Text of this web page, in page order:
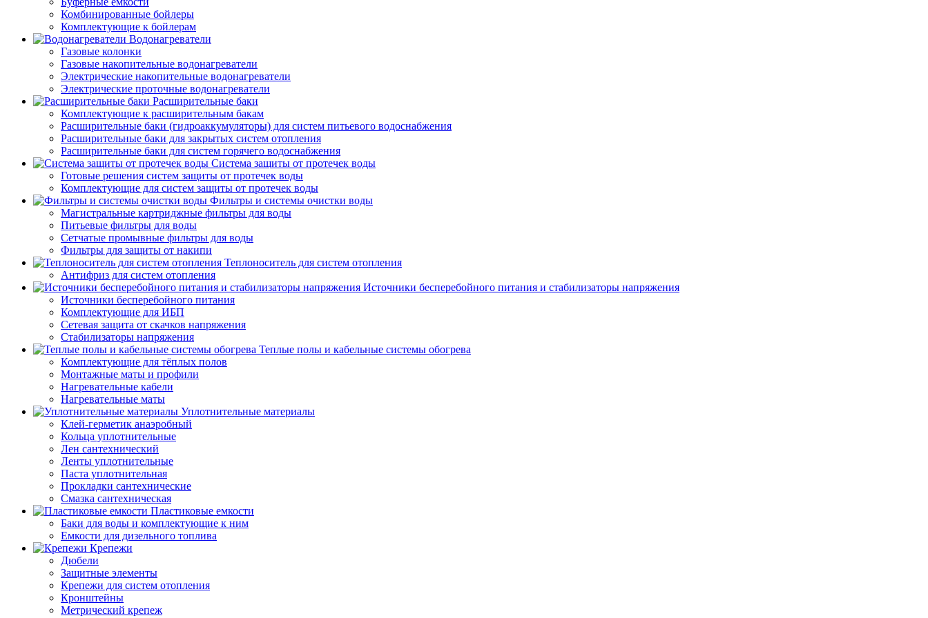
Комбинированные бойлеры
Комплектующие к бойлерам
Водонагреватели
Газовые колонки
Газовые накопительные водонагреватели
Электрические накопительные водонагреватели
Электрические проточные водонагреватели
Расширительные баки
Комплектующие к расширительным бакам
Расширительные баки (гидроаккумуляторы) для систем питьевого водоснабжения
Расширительные баки для закрытых систем отопления
Расширительные баки для систем горячего водоснабжения
Система защиты от протечек воды
Готовые решения систем защиты от протечек воды
Комплектующие для систем защиты от протечек воды
Фильтры и системы очистки воды
Магистральные картриджные фильтры для воды
Питьевые фильтры для воды
Сетчатые промывные фильтры для воды
Фильтры для защиты от накипи
Теплоноситель для систем отопления
Антифриз для систем отопления
Источники бесперебойного питания и стабилизаторы напряжения
Источники бесперебойного питания
Комплектующие для ИБП
Сетевая защита от скачков напряжения
Стабилизаторы напряжения
Теплые полы и кабельные системы обогрева
Комплектующие для тёплых полов
Монтажные маты и профили
Нагревательные кабели
Нагревательные маты
Уплотнительные материалы
Клей-герметик анаэробный
Кольца уплотнительные
Лен сантехнический
Ленты уплотнительные
Паста уплотнительная
Прокладки сантехнические
Смазка сантехническая
Пластиковые емкости
Баки для воды и комплектующие к ним
Емкости для дизельного топлива
Крепежи
Дюбели
Защитные элементы
Крепежи для систем отопления
Кронштейны
Метрический крепеж